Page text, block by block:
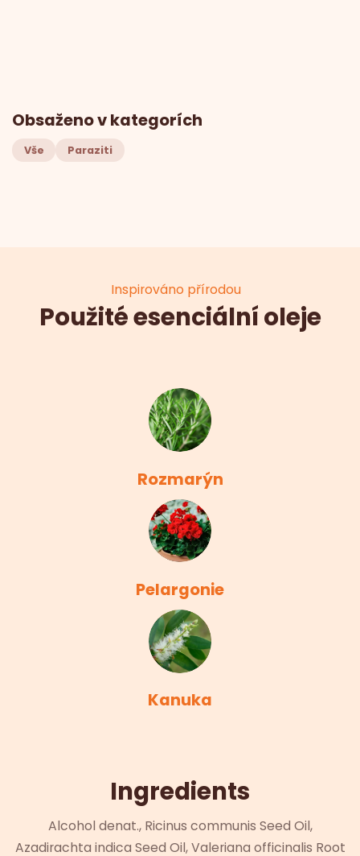
Obsaženo v kategorích
Vše Paraziti
Inspirováno přírodou
Použité esenciální oleje
Rozmarýn
Pelargonie
Kanuka
Ingredients
Alcohol denat., Ricinus communis Seed Oil,
Azadirachta indica Seed Oil, Valeriana officinalis Root